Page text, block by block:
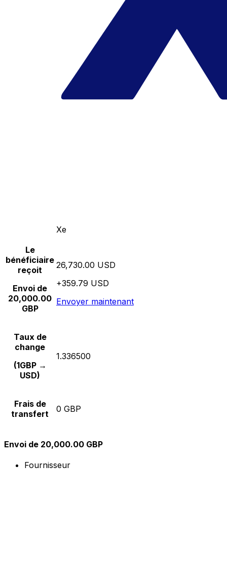
Xe
Le
bénéficiaire
reçoit
Envoi de
20,000.00
GBP
26,730.00 USD
+359.79 USD
Envoyer maintenant
Taux de
change
(1GBP →
USD)
1.336500
Frais de
transfert
0 GBP
Envoi de 20,000.00 GBP
Fournisseur